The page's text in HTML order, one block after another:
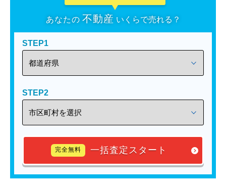
あなたの 不動産 いくらで売れる？
STEP1
STEP2
完全無料 一括査定スタート